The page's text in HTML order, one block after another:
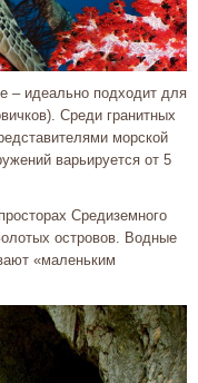
– идеально подходит для
Среди гранитных
морской
варьируется от 5
Средиземного
островов. Водные
«маленьким